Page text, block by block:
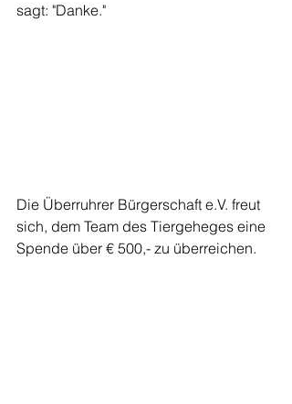
sagt: "Danke."
Die Überruhrer Bürgerschaft e.V. freut
sich, dem Team des Tiergeheges eine
Spende über € 500,- zu überreichen.